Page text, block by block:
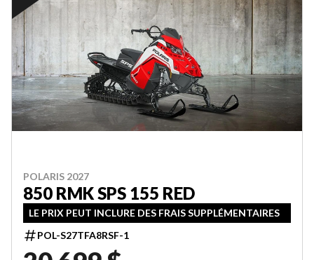
POLARIS 2027
850 RMK SPS 155 RED
LE PRIX PEUT INCLURE DES FRAIS SUPPLÉMENTAIRES
POL-S27TFA8RSF-1